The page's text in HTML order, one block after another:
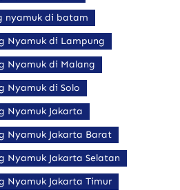
nyamuk di batam
Nyamuk di Lampung
Nyamuk di Malang
Nyamuk di Solo
Nyamuk Jakarta
Nyamuk Jakarta Barat
Nyamuk Jakarta Selatan
Nyamuk Jakarta Timur